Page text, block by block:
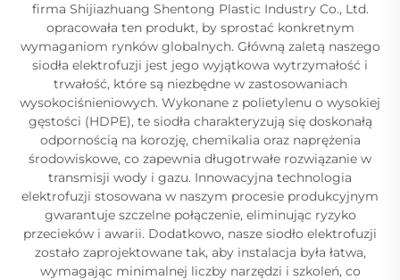
firma Shijiazhuang Shentong Plastic Industry Co., Ltd.
opracowała ten produkt, by sprostać konkretnym
wymaganiom rynków globalnych. Główną zaletą naszego
siodła elektrofuzji jest jego wyjątkowa wytrzymałość i
trwałość, które są niezbędne w zastosowaniach
wysokociśnieniowych. Wykonane z polietylenu o wysokiej
gęstości (HDPE), te siodła charakteryzują się doskonałą
odpornością na korozję, chemikalia oraz naprężenia
środowiskowe, co zapewnia długotrwałe rozwiązanie w
transmisji wody i gazu. Innowacyjna technologia
elektrofuzji stosowana w naszym procesie produkcyjnym
gwarantuje szczelne połączenie, eliminując ryzyko
przecieków i awarii. Dodatkowo, nasze siodło elektrofuzji
zostało zaprojektowane tak, aby instalacja była łatwa,
wymagając minimalnej liczby narzędzi i szkoleń, co